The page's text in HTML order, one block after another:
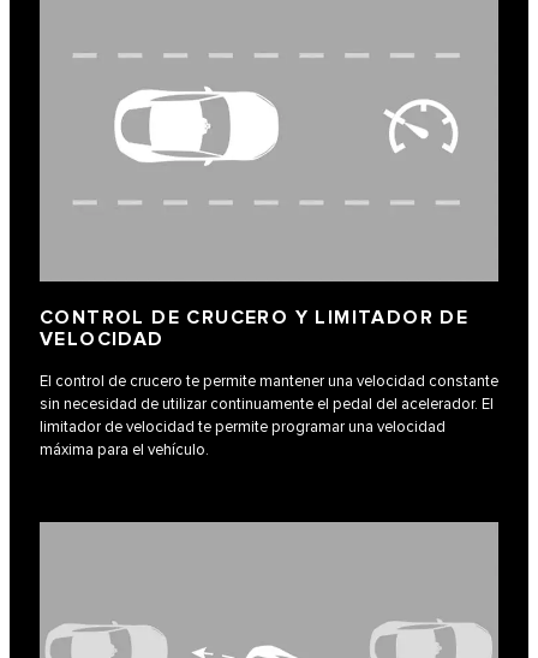
CONTROL DE CRUCERO Y LIMITADOR DE
VELOCIDAD
El control de crucero te permite mantener una velocidad constante
sin necesidad de utilizar continuamente el pedal del acelerador. El
limitador de velocidad te permite programar una velocidad
máxima para el vehículo.